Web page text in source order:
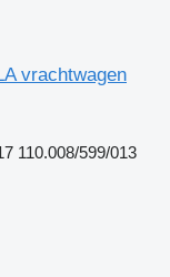
vrachtwagen
110.008/599/013